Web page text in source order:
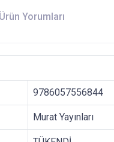
Ürün Yorumları
9786057556844
Murat Yayınları